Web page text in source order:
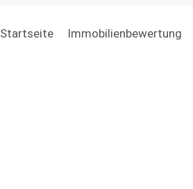
Startseite Immobilienbewertung